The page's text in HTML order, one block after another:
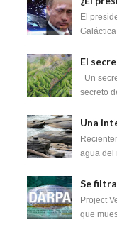
tratado
El
El
Un
secreto
Una
Lingas
agua del
Se
SARS-
Project
que